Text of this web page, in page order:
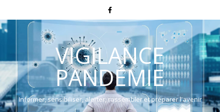
VIGILANCE
PANDÉMIE
Informer, sensibiliser, alerter, rassembler et préparer l'avenir